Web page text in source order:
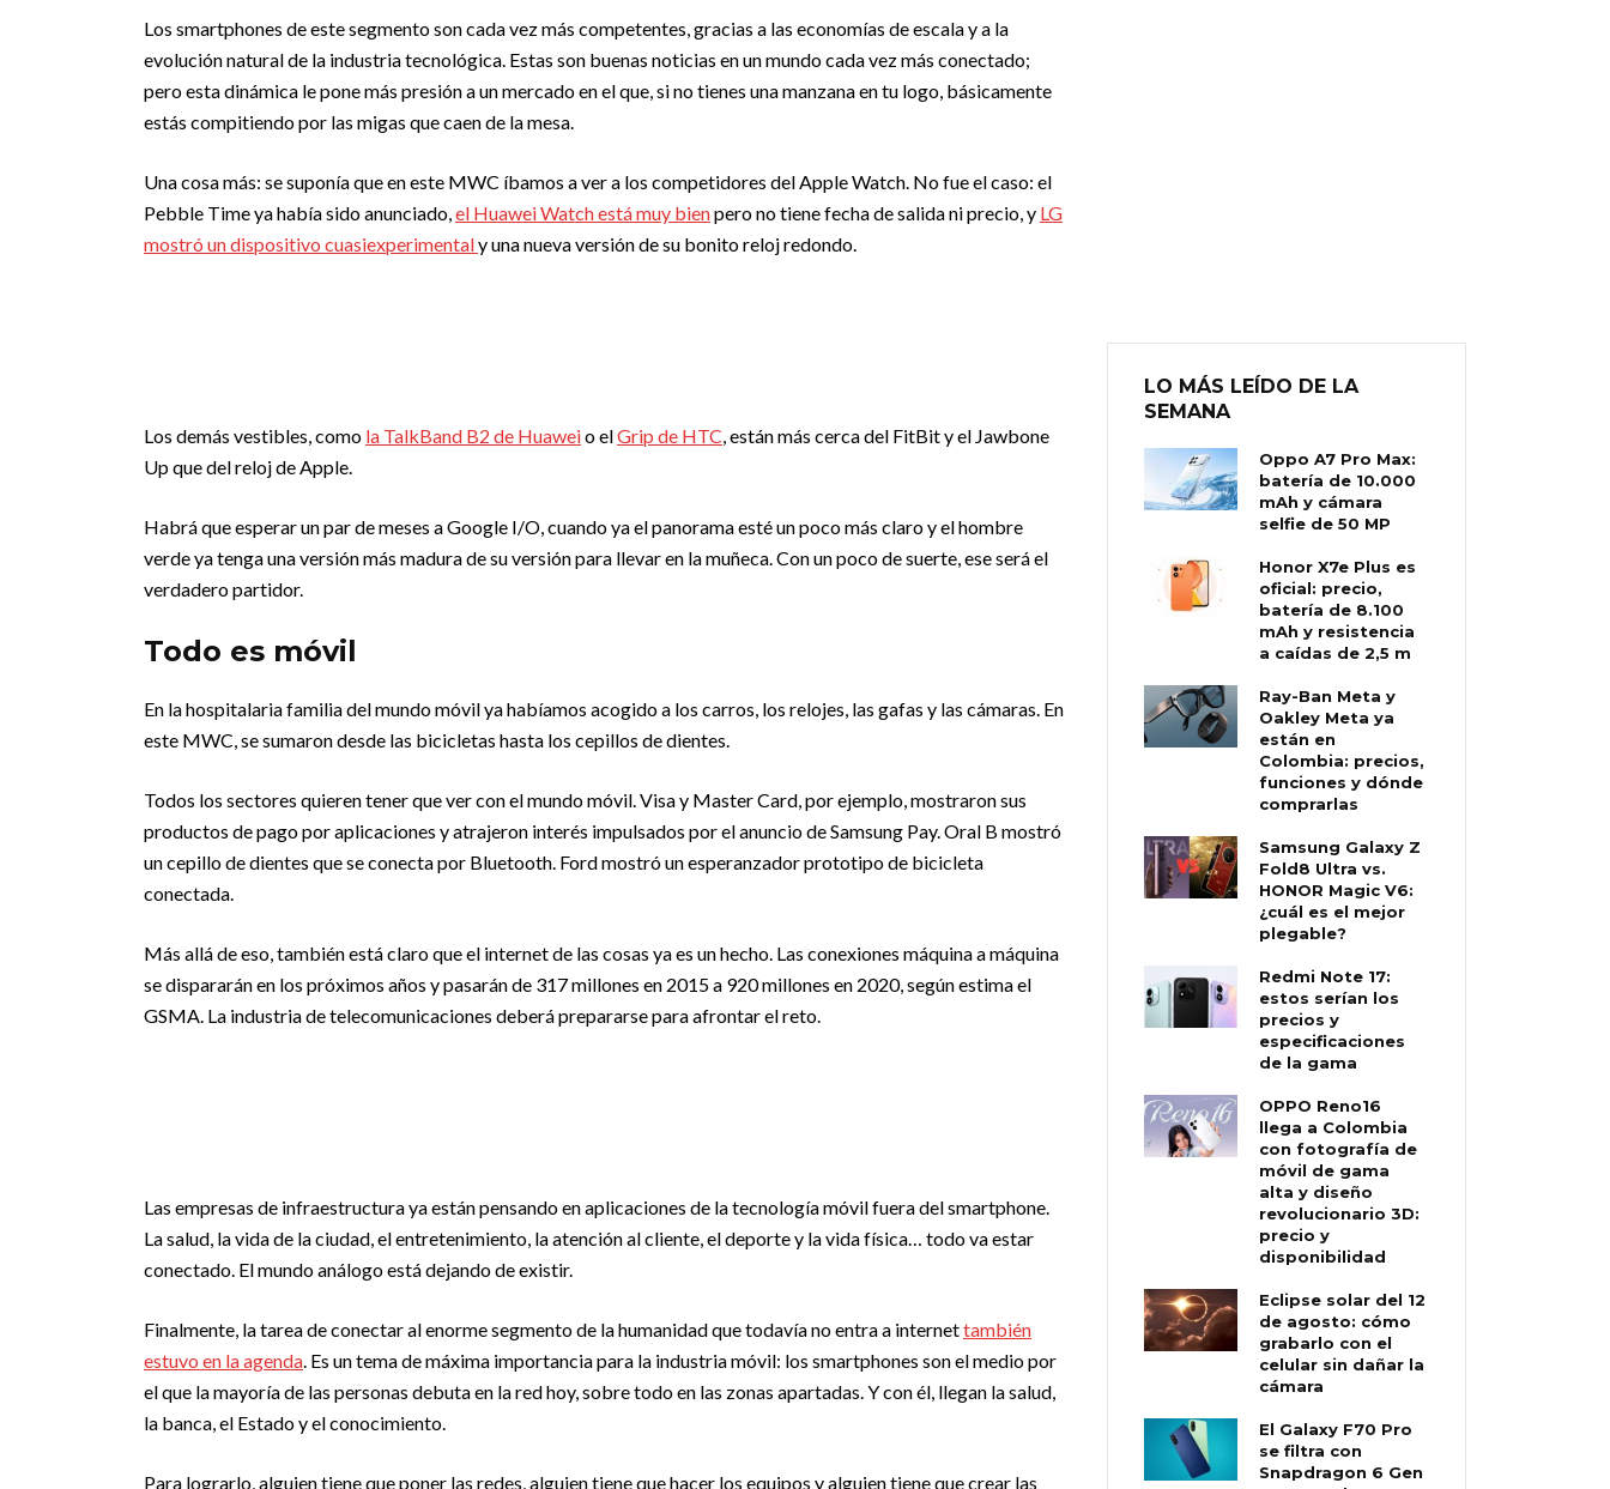
Los smartphones de este segmento son cada vez más competentes, gracias a las economías de escala y a la
evolución natural de la industria tecnológica. Estas son buenas noticias en un mundo cada vez más conectado;
pero esta dinámica le pone más presión a un mercado en el que, si no tienes una manzana en tu logo, básicamente
estás compitiendo por las migas que caen de la mesa.
Una cosa más: se suponía que en este MWC íbamos a ver a los competidores del Apple Watch. No fue el caso: el
Pebble Time ya había sido anunciado,el Huawei Watch está muy bienpero no tiene fecha de salida ni precio, y LG
mostró un dispositivo cuasiexperimentaly una nueva versión de su bonito reloj redondo.
Los demás vestibles, como la TalkBand B2 de Huaweio elGrip de HTC, están más cerca del FitBit y el Jawbone
Up que del reloj de Apple.
Habrá que esperar un par de meses a Google I/O, cuando ya el panorama esté un poco más claro y el hombre
verde ya tenga una versión más madura de su versión para llevar en la muñeca. Con un poco de suerte, ese será el
verdadero partidor.
Todo es móvil
En la hospitalaria familia del mundo móvil ya habíamos acogido a los carros, los relojes, las gafas y las cámaras. En
este MWC, se sumaron desde las bicicletas hasta los cepillos de dientes.
Todos los sectores quieren tener que ver con el mundo móvil. Visa y Master Card, por ejemplo, mostraron sus
productos de pago por aplicaciones y atrajeron interés impulsados por el anuncio de Samsung Pay. Oral B mostró
un cepillo de dientes que se conecta por Bluetooth. Ford mostró un esperanzador prototipo de bicicleta
conectada.
Más allá de eso, también está claro que el internet de las cosas ya es un hecho. Las conexiones máquina a máquina
se dispararán en los próximos años y pasarán de 317 millones en 2015 a 920 millones en 2020, según estima el
GSMA. La industria de telecomunicaciones deberá prepararse para afrontar el reto.
Las empresas de infraestructura ya están pensando en aplicaciones de la tecnología móvil fuera del smartphone.
La salud, la vida de la ciudad, el entretenimiento, la atención al cliente, el deporte y la vida física… todo va estar
conectado. El mundo análogo está dejando de existir.
Finalmente, la tarea de conectar al enorme segmento de la humanidad que todavía no entra a internettambién
estuvo en la agenda. Es un tema de máxima importancia para la industria móvil: los smartphones son el medio por
el que la mayoría de las personas debuta en la red hoy, sobre todo en las zonas apartadas. Y con él, llegan la salud,
la banca, el Estado y el conocimiento.
Para lograrlo, alguien tiene que poner las redes, alguien tiene que hacer los equipos y alguien tiene que crear las
LO MÁS LEÍDO DE LA
SEMANA
Oppo A7 Pro Max:
batería de 10.000
mAh y cámara
selfie de 50 MP
Honor X7e Plus es
oficial: precio,
batería de 8.100
mAh y resistencia
a caídas de 2,5 m
Ray-Ban Meta y
Oakley Meta ya
están en
Colombia: precios,
funciones y dónde
comprarlas
Samsung Galaxy Z
Fold8 Ultra vs.
HONOR Magic V6:
¿cuál es el mejor
plegable?
Redmi Note 17:
estos serían los
precios y
especificaciones
de la gama
OPPO Reno16
llega a Colombia
con fotografía de
móvil de gama
alta y diseño
revolucionario 3D:
precio y
disponibilidad
Eclipse solar del 12
de agosto: cómo
grabarlo con el
celular sin dañar la
cámara
El Galaxy F70 Pro
se filtra con
Snapdragon 6 Gen